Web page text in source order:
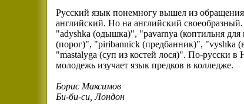
Русский язык понемногу вышел из
английский. Но на английский
"adyshka (одышка)", "pavarnya (коптильня
(порог)", "piribannick (предбанник)", "vyshka
"mastalyga (суп из костей лося)". По-русски в
молодежь изучает язык предков в колледже.
Борис Максимов
Би-би-си, Лондон